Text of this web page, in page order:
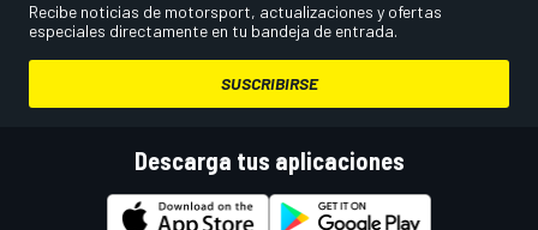
Recibe noticias de motorsport, actualizaciones y ofertas
especiales directamente en tu bandeja de entrada.
SUSCRIBIRSE
Descarga tus aplicaciones